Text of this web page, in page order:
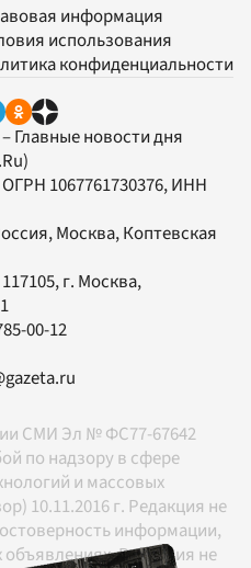
информация
использования
конфиденциальности
Главные новости дня
ОГРН 1067761730376, ИНН
Москва, Коптевская
117105, г. Москва,
00-12
СМИ Эл № ФС77-67642
по надзору в сфере
и массовых
10.11.2016 г. Редакция не
информации,
Редакция не